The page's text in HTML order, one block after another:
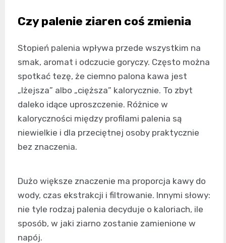
Czy palenie ziaren coś zmienia
Stopień palenia wpływa przede wszystkim na
smak, aromat i odczucie goryczy. Często można
spotkać tezę, że ciemno palona kawa jest
„lżejsza” albo „cięższa” kalorycznie. To zbyt
daleko idące uproszczenie. Różnice w
kaloryczności między profilami palenia są
niewielkie i dla przeciętnej osoby praktycznie
bez znaczenia.
Dużo większe znaczenie ma proporcja kawy do
wody, czas ekstrakcji i filtrowanie. Innymi słowy:
nie tyle rodzaj palenia decyduje o kaloriach, ile
sposób, w jaki ziarno zostanie zamienione w
napój.